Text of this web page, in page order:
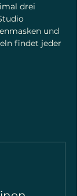
drei
und
findet jeder